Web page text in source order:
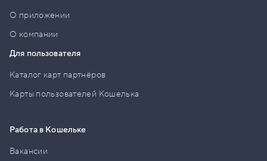
О приложении
О компании
Для пользователя
Каталог карт партнёров
Карты пользователей Кошелька
Работа в Кошельке
Вакансии